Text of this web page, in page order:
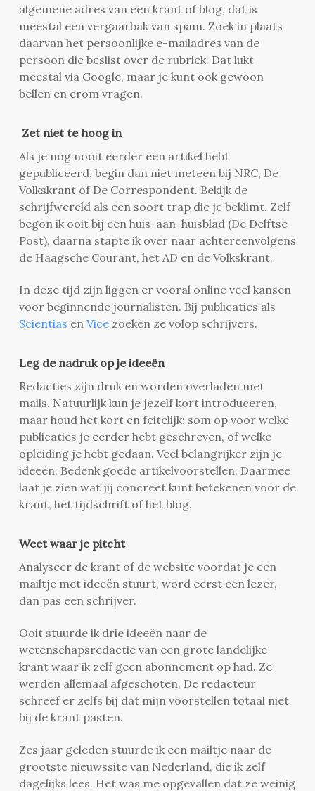
algemene adres van een krant of blog, dat is
meestal een vergaarbak van spam. Zoek in plaats
daarvan het persoonlijke e-mailadres van de
persoon die beslist over de rubriek. Dat lukt
meestal via Google, maar je kunt ook gewoon
bellen en erom vragen.
Zet niet te hoog in
Als je nog nooit eerder een artikel hebt
gepubliceerd, begin dan niet meteen bij NRC, De
Volkskrant of De Correspondent. Bekijk de
schrijfwereld als een soort trap die je beklimt. Zelf
begon ik ooit bij een huis-aan-huisblad (De Delftse
Post), daarna stapte ik over naar achtereenvolgens
de Haagsche Courant, het AD en de Volkskrant.
In deze tijd zijn liggen er vooral online veel kansen
voor beginnende journalisten. Bij publicaties als
Scientias en Vicezoeken ze volop schrijvers.
Leg de nadruk op je ideeën
Redacties zijn druk en worden overladen met
mails. Natuurlijk kun je jezelf kort introduceren,
maar houd het kort en feitelijk: som op voor welke
publicaties je eerder hebt geschreven, of welke
opleiding je hebt gedaan. Veel belangrijker zijn je
ideeën. Bedenk goede artikelvoorstellen. Daarmee
laat je zien wat jij concreet kunt betekenen voor de
krant, het tijdschrift of het blog.
Weet waar je pitcht
Analyseer de krant of de website voordat je een
mailtje met ideeën stuurt, word eerst een lezer,
dan pas een schrijver.
Ooit stuurde ik drie ideeën naar de
wetenschapsredactie van een grote landelijke
krant waar ik zelf geen abonnement op had. Ze
werden allemaal afgeschoten. De redacteur
schreef er zelfs bij dat mijn voorstellen totaal niet
bij de krant pasten.
Zes jaar geleden stuurde ik een mailtje naar de
grootste nieuwssite van Nederland, die ik zelf
dagelijks lees. Het was me opgevallen dat ze weinig